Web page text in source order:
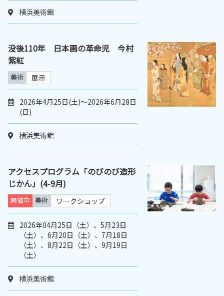
横浜美術館
没後110年 日本画の革命児 今村
紫紅
美術 展示
2026年4月25日(土)～2026年6月28日
(日)
横浜美術館
アクセスプログラム「のびのび造形
じかん」(4-9月)
開催中 美術 ワークショップ
2026年04月25日（土）、5月23日
（土）、6月20日（土）、7月18日
（土）、8月22日（土）、9月19日
（土）
横浜美術館